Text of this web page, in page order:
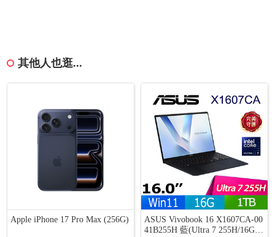
其他人也逛...
Apple iPhone 17 Pro Max (256G)
ASUS Vivobook 16 X1607CA-00
41B255H 藍(Ultra 7 255H/16G/1